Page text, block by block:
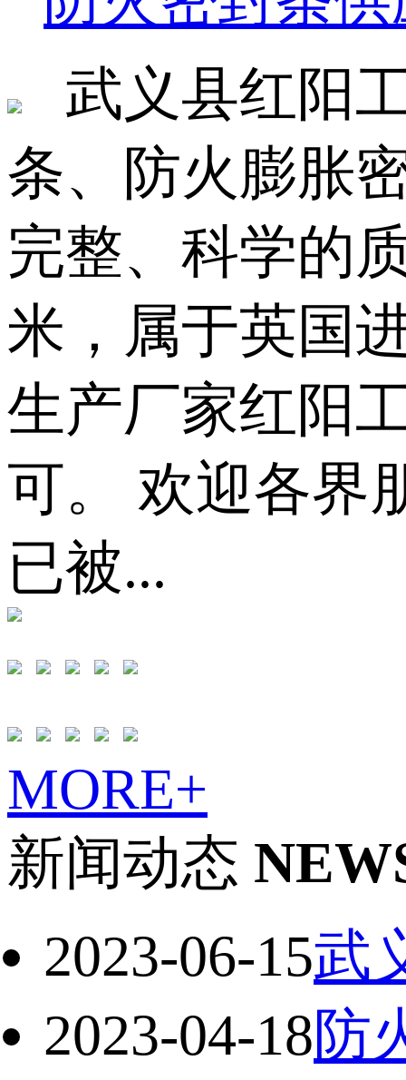
武义县红阳
条、防火膨胀
完整、科学的
米，属于英国
生产厂家红阳
可。 欢迎各界
已被...
MORE+
新闻动态
2023-06-15武
2023-04-18防